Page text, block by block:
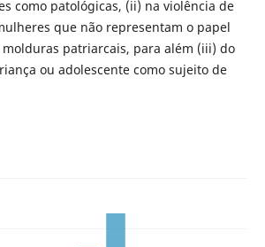
como patológicas, (ii) na violência de
que não representam o papel
patriarcais, para além (iii) do
ou adolescente como sujeito de